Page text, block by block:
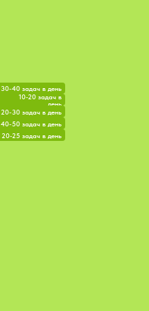
30-40 задач в день
10-20 задач в
день
20-30 задач в день
40-50 задач в день
20-25 задач в день